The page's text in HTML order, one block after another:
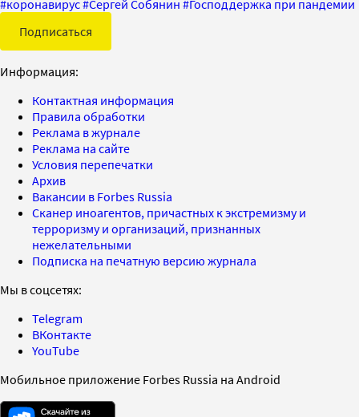
#коронавирус#Сергей Собянин #Господдержка при пандемии
Подписаться
Информация:
Контактная информация
Правила обработки
Реклама в журнале
Реклама на сайте
Условия перепечатки
Архив
Вакансии в Forbes Russia
Сканер иноагентов, причастных к экстремизму и
терроризму и организаций, признанных
нежелательными
Подписка на печатную версию журнала
Мы в соцсетях:
Telegram
ВКонтакте
YouTube
Мобильное приложение Forbes Russia на Android